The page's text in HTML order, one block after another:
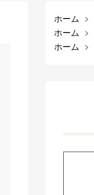
ホーム
ホーム
ホーム